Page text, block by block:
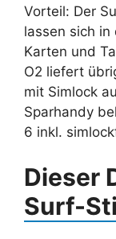
Vorteil: Der
lassen sich
Karten und
O2 liefert
mit Simlock
Sparhandy
6 inkl.
Dieser
Surf-